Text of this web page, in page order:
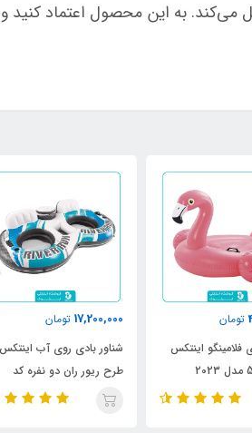
می‌کند. به این محصول اعتماد کنید و
تومان
روی آب اینتکس
دو نفره کد
21,900,000 تومان
تشک بادی روی آب سایبان
دار دو نفره اینتکس کد 56294